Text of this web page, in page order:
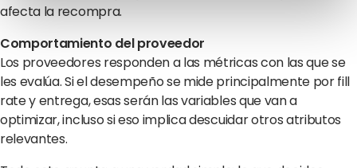
afecta la recompra.
Comportamiento del proveedor
Los proveedores responden a las métricas con las que se
les evalúa. Si el desempeño se mide principalmente por fill
rate y entrega, esas serán las variables que van a
optimizar, incluso si eso implica descuidar otros atributos
relevantes.